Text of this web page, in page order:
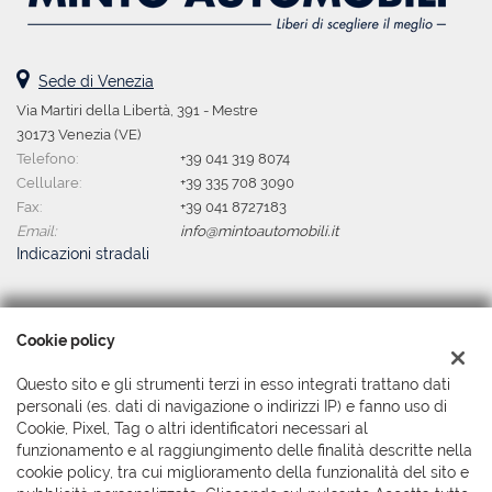
centralizzata • Chiusura centralizzata telecomandata •
Climatizzatore • Climatizzatore automatico, 2 zone • Controllo
stazionamento elettrico • Immobilizzatore elettronico • Isofix •
Limitatore di velocità • Luci diurne LED • Marmitta catalitica •
Monitoraggio pressione pneumatici • MP3 • Pacchetto sportivo •
Riconoscimento dei segnali stradali • Schermo multifunzione
interamente digitale • Sedile posteriore sdoppiato • Sedili sportivi
• Sensore di pioggia • Sensori di parcheggio anteriori • Sensori di
parcheggio posteriori • Servosterzo • Sistema di avviso di distanza
• Specchietti laterali elettrici • Specchietto retrovisore con
funzione antiabbagliamento • Start/Stop Automatico • Touch
Volante multifunzione
Sede di Venezia
Via Martiri della Libertà, 391 - Mestre
30173 Venezia (VE)
Telefono:
+39 041 319 8074
Cellulare:
+39 335 708 3090
Fax:
+39 041 8727183
Email:
info@mintoautomobili.it
Indicazioni stradali
Dati fiscali:
Via Martiri della Libertà, 391 - Mestre, Venezia (VE)
C.F/P.IVA:04044380279
Registro delle imprese:VE
Cookie policy
Questo sito e gli strumenti terzi in esso integrati trattano dati
personali (es. dati di navigazione o indirizzi IP) e fanno uso di
Cookie, Pixel, Tag o altri identificatori necessari al
funzionamento e al raggiungimento delle finalità descritte nella
cookie policy, tra cui miglioramento della funzionalità del sito e